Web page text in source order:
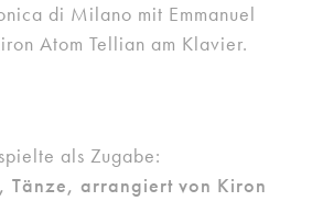
di Milano mit Emmanuel
Atom Tellian am Klavier.
als Zugabe:
Tänze, arrangiert von Kiron